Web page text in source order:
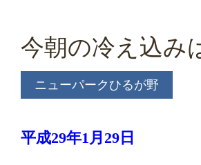
今朝の冷え込み
ニューパークひるが野
平成29年1月29 日